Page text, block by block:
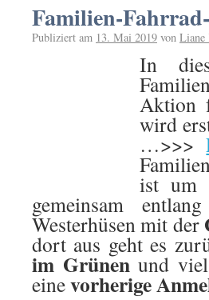
Familien-
Publiziert am 13. Mai 2019 von Liane
In
Aktion
wird
…>>>
ist um
gemeinsam
Westerhüsen mit der
dort aus geht es
im Grünenund viel
einevorherige